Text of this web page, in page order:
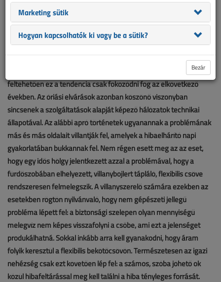
Marketing sütik
Hogyan kapcsolhatók ki vagy be a sütik?
Bezár